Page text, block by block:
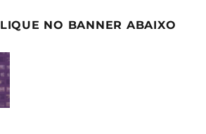
NO BANNER ABAIXO